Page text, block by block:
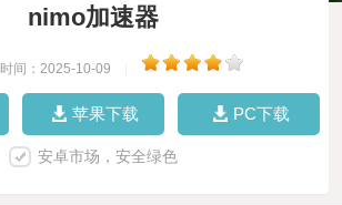
nimo加速器
时间：2025-10-09
苹果下载 PC下载
安卓市场，安全绿色